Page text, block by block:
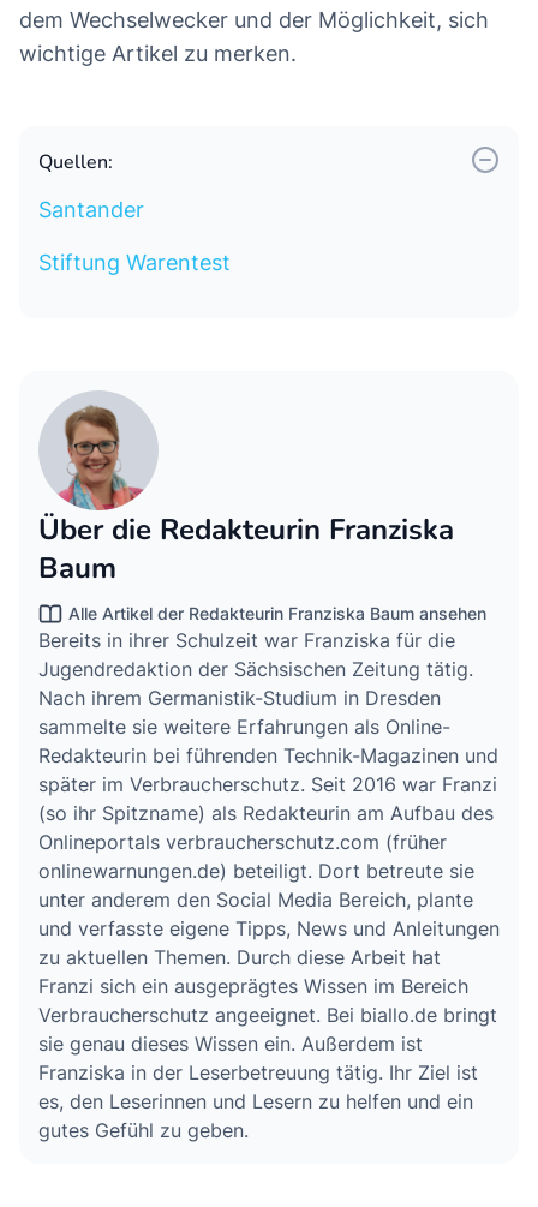
dem Wechselwecker und der Möglichkeit, sich
wichtige Artikel zu merken.
Quellen:
Santander
Stiftung Warentest
Über die Redakteurin Franziska
Baum
Alle Artikel der Redakteurin Franziska Baum ansehen
Bereits in ihrer Schulzeit war Franziska für die
Jugendredaktion der Sächsischen Zeitung tätig.
Nach ihrem Germanistik-Studium in Dresden
sammelte sie weitere Erfahrungen als Online-
Redakteurin bei führenden Technik-Magazinen und
später im Verbraucherschutz. Seit 2016 war Franzi
(so ihr Spitzname) als Redakteurin am Aufbau des
Onlineportals verbraucherschutz.com (früher
onlinewarnungen.de) beteiligt. Dort betreute sie
unter anderem den Social Media Bereich, plante
und verfasste eigene Tipps, News und Anleitungen
zu aktuellen Themen. Durch diese Arbeit hat
Franzi sich ein ausgeprägtes Wissen im Bereich
Verbraucherschutz angeeignet. Bei biallo.de bringt
sie genau dieses Wissen ein. Außerdem ist
Franziska in der Leserbetreuung tätig. Ihr Ziel ist
es, den Leserinnen und Lesern zu helfen und ein
gutes Gefühl zu geben.